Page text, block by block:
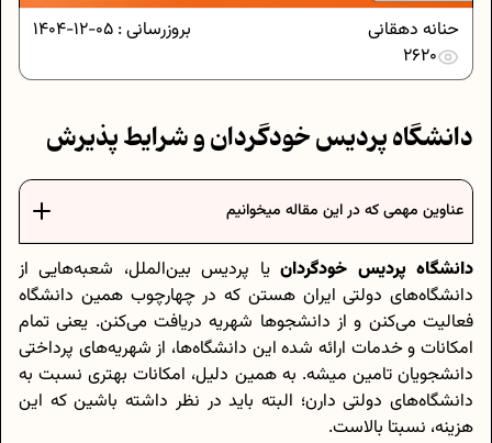
بروزرسانی : 05-12-1404
حنانه دهقانی
2620
دانشگاه‌ پردیس خودگردان و شرایط پذیرش
عناوین مهمی که در این مقاله میخوانیم
دانشگاه پردیس خودگردانیا پردیس‌ بین‌الملل، شعبه‌هایی از
دانشگاه‌های دولتی ایران هستن که در چهارچوب همین دانشگاه
فعالیت می‌کنن و از دانشجوها شهریه دریافت می‌کنن. یعنی تمام
امکانات و خدمات ارائه شده این دانشگاه‌ها، از شهریه‌های پرداختی
دانشجویان تامین میشه. به همین دلیل، امکانات بهتری نسبت به
دانشگاه‌های دولتی دارن؛ البته باید در نظر داشته باشین که این
هزینه، نسبتا بالاست.